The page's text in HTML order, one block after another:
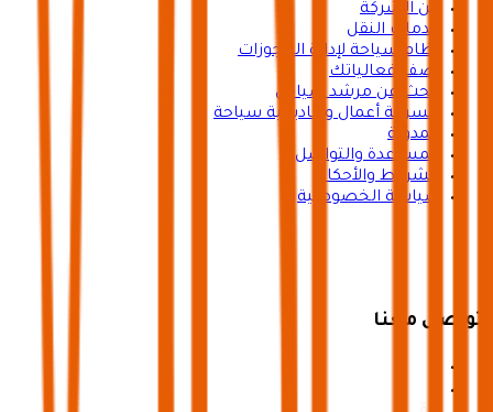
عن الشركة
خدمات النقل
نظام سياحة لإدارة الحجوزات
أضف فعالياتك
ابحث عن مرشد سياحي
مسرعة أعمال وأكاديمية سياحة
المدوّنة
المساعدة والتواصل
الشروط والأحكام
سياسة الخصوصية
تواصل معنا